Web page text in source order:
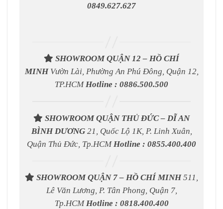
0849.627.627
SHOWROOM QUẬN 12 – HỒ CHÍ
MINH Vườn Lài, Phường An Phú Đông, Quận 12,
TP.HCMHotline : 0886.500.500
SHOWROOM QUẬN THỦ ĐỨC – DĨ AN
BÌNH DƯƠNG21, Quốc Lộ 1K, P. Linh Xuân,
Quận Thủ Đức, Tp.HCMHotline : 0855.400.400
SHOWROOM QUẬN 7 – HỒ CHÍ MINH511,
Lê Văn Lương, P. Tân Phong, Quận 7,
Tp.HCMHotline : 0818.400.400